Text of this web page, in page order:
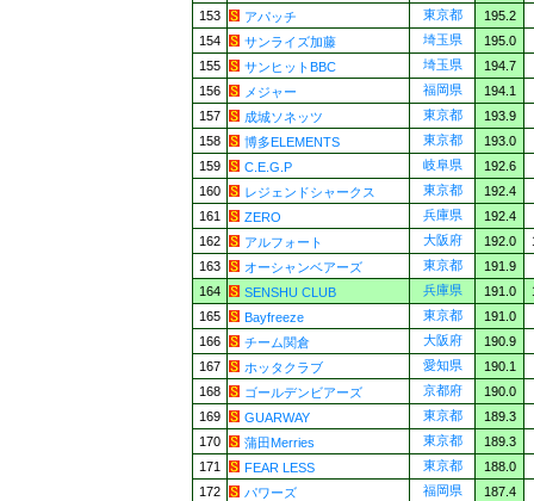
153
アパッチ 東京都
195.2
154
サンライズ加藤 埼玉県
195.0
155
サンヒットBBC 埼玉県
194.7
156
メジャー 福岡県
194.1
157
成城ソネッツ 東京都
193.9
158
博多ELEMENTS 東京都
193.0
159
C.E.G.P 岐阜県
192.6
160
レジェンドシャークス 東京都
192.4
161
ZERO 兵庫県
192.4
162
アルフォート 大阪府 192.0
163
オーシャンベアーズ 東京都
191.9
164
SENSHU CLUB 兵庫県 191.0
165
Bayfreeze 東京都
191.0
166
チーム関倉 大阪府
190.9
167
ホッタクラブ 愛知県
190.1
168
ゴールデンビアーズ 京都府
190.0
169
GUARWAY 東京都
189.3
170
蒲田Merries 東京都
189.3
171
FEAR LESS 東京都
188.0
172
パワーズ 福岡県
187.4